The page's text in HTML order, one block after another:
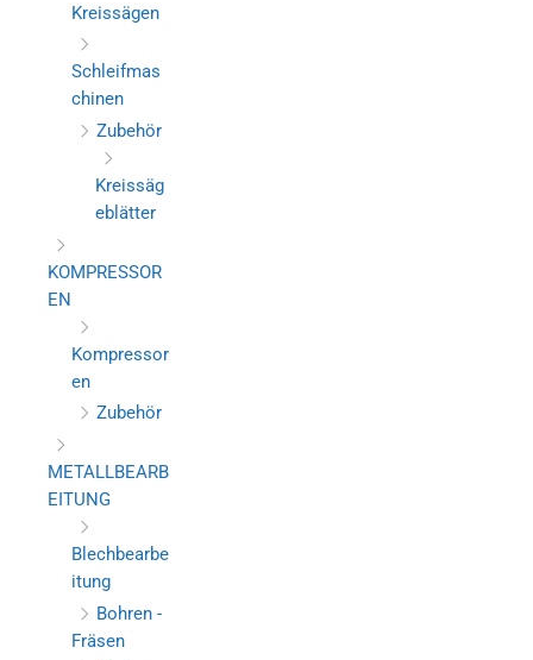
Kreissägen
Schleifmas
chinen
Zubehör
Kreissäg
eblätter
KOMPRESSOR
EN
Kompressor
en
Zubehör
METALLBEARB
EITUNG
Blechbearbe
itung
Bohren -
Fräsen